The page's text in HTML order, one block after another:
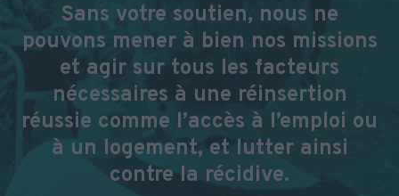
Sans votre soutien, nous ne
pouvons mener à bien nos missions
et agir sur tous les facteurs
nécessaires à une réinsertion
réussie comme l’accès à l’emploi ou
à un logement, et lutter ainsi
contre la récidive.